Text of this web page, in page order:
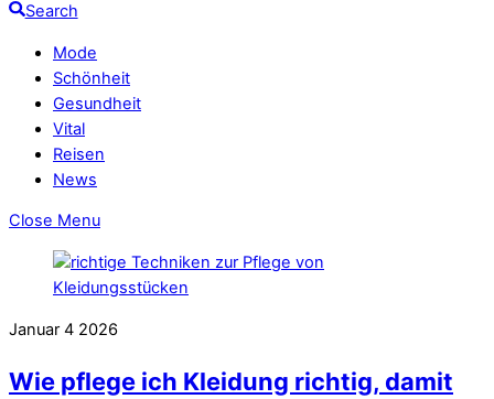
Search
Mode
Schönheit
Gesundheit
Vital
Reisen
News
Close Menu
Januar 4 2026
Wie pflege ich Kleidung richtig, damit